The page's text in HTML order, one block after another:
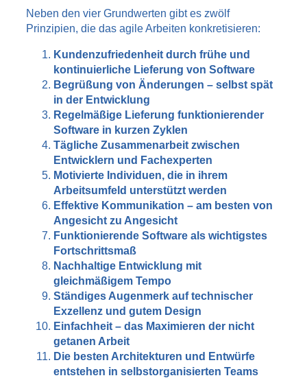
Neben den vier Grundwerten gibt es zwölf
Prinzipien, die das agile Arbeiten konkretisieren:
Kundenzufriedenheit durch frühe und
kontinuierliche Lieferung von Software
Begrüßung von Änderungen – selbst spät
in der Entwicklung
Regelmäßige Lieferung funktionierender
Software in kurzen Zyklen
Tägliche Zusammenarbeit zwischen
Entwicklern und Fachexperten
Motivierte Individuen, die in ihrem
Arbeitsumfeld unterstützt werden
Effektive Kommunikation – am besten von
Angesicht zu Angesicht
Funktionierende Software als wichtigstes
Fortschrittsmaß
Nachhaltige Entwicklung mit
gleichmäßigem Tempo
Ständiges Augenmerk auf technischer
Exzellenz und gutem Design
Einfachheit – das Maximieren der nicht
getanen Arbeit
Die besten Architekturen und Entwürfe
entstehen in selbstorganisierten Teams